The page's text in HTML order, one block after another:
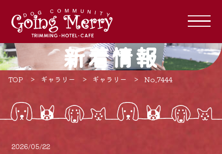
新着情報
TOP ギャラリー ギャラリー No.7444
2026/05/22